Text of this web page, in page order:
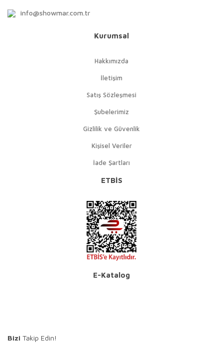
info@showmar.com.tr
Kurumsal
Hakkımızda
İletişim
Satış Sözleşmesi
Şubelerimiz
Gizlilik ve Güvenlik
Kişisel Veriler
İade Şartları
ETBİS
E-Katalog
Bizi Takip Edin!